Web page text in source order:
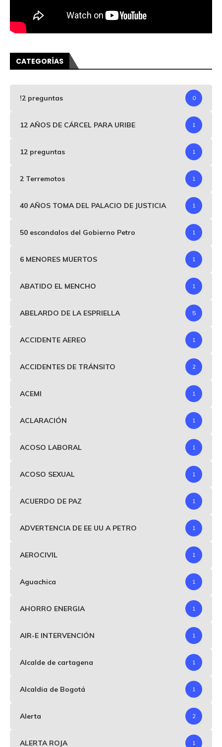
CATEGORÍAS
!2 preguntas 0
12 AÑOS DE CÁRCEL PARA URIBE 1
12 preguntas 1
2 Terremotos 1
40 AÑOS TOMA DEL PALACIO DE JUSTICIA 1
50 escandalos del Gobierno Petro 1
6 MENORES MUERTOS 1
ABATIDO EL MENCHO 1
ABELARDO DE LA ESPRIELLA 5
ACCIDENTE AEREO 1
ACCIDENTES DE TRÁNSITO 2
ACEMI 1
ACLARACIÓN 1
ACOSO LABORAL 1
ACOSO SEXUAL 1
ACUERDO DE PAZ 1
ADVERTENCIA DE EE UU A PETRO 1
AEROCIVIL 1
Aguachica 1
AHORRO ENERGIA 1
AIR-E INTERVENCIÓN 1
Alcalde de cartagena 1
Alcaldia de Bogotá 1
Alerta 2
ALERTA ROJA 1